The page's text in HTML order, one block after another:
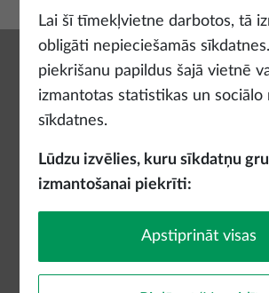
Lai šī tīmekļvietne darbotos, tā
obligāti nepieciešamās
piekrišanu papildus šajā vietnē
izmantotas statistikas un sociālo
sīkdatnes.
Lūdzu izvēlies, kuru sīkdatņu
izmantošanai piekrīti:
Apstiprināt visas